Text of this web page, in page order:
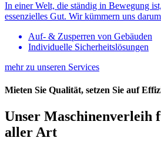
In einer Welt, die ständig in Bewegung
essenzielles Gut. Wir kümmern uns
Auf- & Zusperren von Gebäuden
Individuelle Sicherheitslösungen
mehr zu unseren Services
Mieten Sie Qualität, setzen Sie auf
Unser Maschinenverleih
aller Art